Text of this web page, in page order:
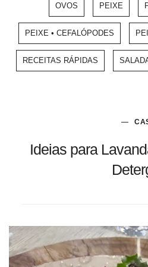
OVOS PEIXE
PEIXE • CEFALÓPODES
RECEITAS RÁPIDAS
Ideias para